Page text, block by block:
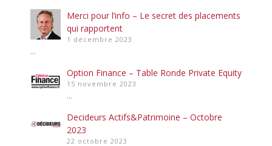
Merci pour l’info – Le secret des placements
qui rapportent
1 décembre 2023
...
Option Finance – Table Ronde Private Equity
15 novembre 2023
...
Decideurs Actifs&Patrimoine – Octobre
2023
22 octobre 2023